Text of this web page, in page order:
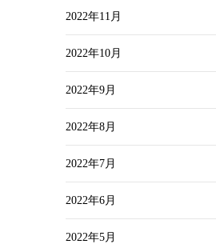
2022年11月
2022年10月
2022年9月
2022年8月
2022年7月
2022年6月
2022年5月